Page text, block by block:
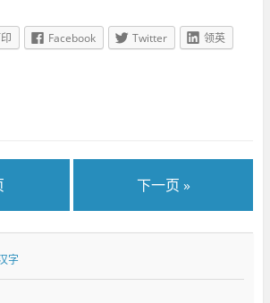
Facebook Twitter
领英
下一页 »
字